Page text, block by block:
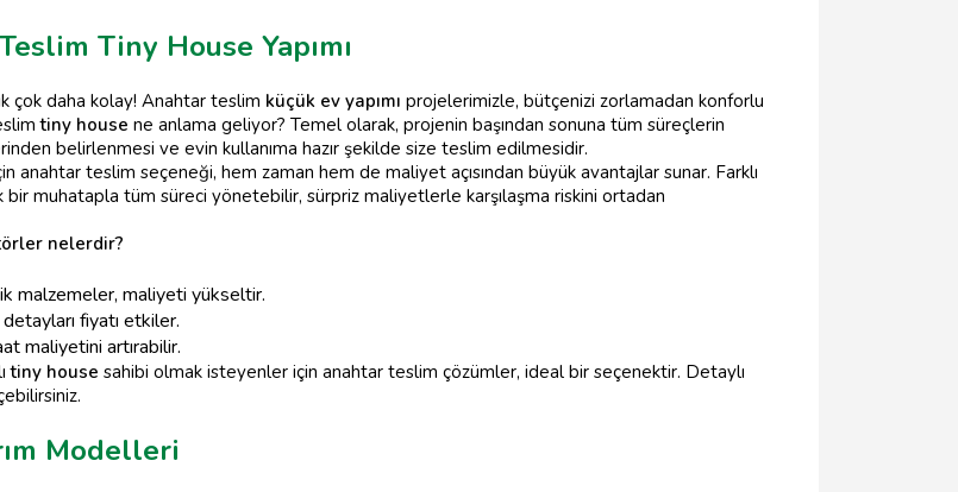
Tiny House Yapımı
çok daha kolay! Anahtar teslim küçük ev yapımı projelerimizle, bütçenizi zorlamadan konforlu
tiny house ne anlama geliyor? Temel olarak, projenin başından sonuna tüm süreçlerin
belirlenmesi ve evin kullanıma hazır şekilde size teslim edilmesidir.
anahtar teslim seçeneği, hem zaman hem de maliyet açısından büyük avantajlar sunar. Farklı
muhatapla tüm süreci yönetebilir, sürpriz maliyetlerle karşılaşma riskini ortadan
nelerdir?
malzemeler, maliyeti yükseltir.
fiyatı etkiler.
maliyetini artırabilir.
tiny house sahibi olmak isteyenler için anahtar teslim çözümler, ideal bir seçenektir. Detaylı
Modelleri